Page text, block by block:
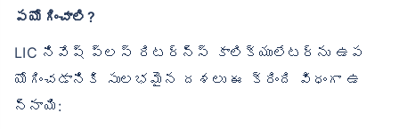
పయోగించాలి?
LIC నివేష్ ప్లస్ రిటర్న్స్ కాలిక్యులేటర్‌ను ఉప
యోగించడానికి సులభమైన దశలు ఈ క్రింది విధంగా ఉ
న్నాయి: